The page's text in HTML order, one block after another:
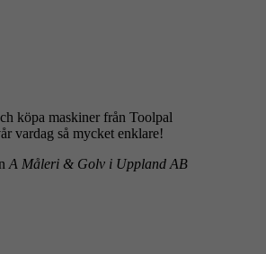
köpa maskiner från Toolpal
vardag så mycket enklare!
A Måleri & Golv i Uppland AB